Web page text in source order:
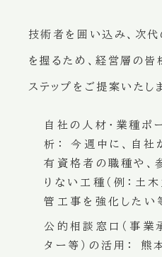
技術者を囲い込み、次
を握るため、経営層の
ステップをご提案いたし
自社の人材・業種ポ
析：
今週中に、自社
有資格者の職種や、
りない工種（例：土
管工事を強化したい
公的相談窓口（事業
ター等）の活用：
熊